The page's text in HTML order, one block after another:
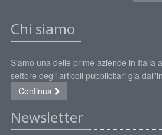
Chi siamo
Siamo una delle prime aziende in Italia
settore degli articoli pubblicitari già
Continua
Newsletter